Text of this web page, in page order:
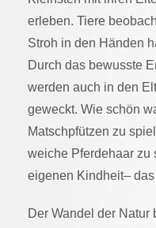
erleben. Tiere
Stroh in den Händen
Durch das bewusste
werden auch in den
geweckt. Wie schön
Matschpfützen zu
weiche Pferdehaar zu
eigenen Kindheit–
Der Wandel der